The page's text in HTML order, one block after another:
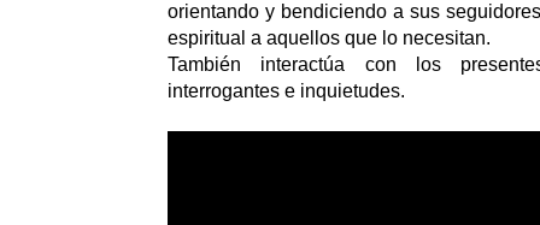
orientando y bendiciendo a sus
espiritual a aquellos que lo necesitan.
También interactúa con los
interrogantes e inquietudes.